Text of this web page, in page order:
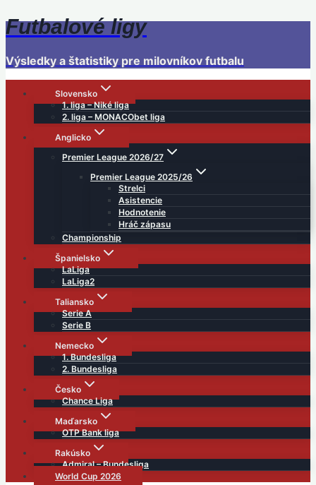
Skip
to
Futbalové ligy
Výsledky a štatistiky pre milovníkov futbalu
Slovensko
1. liga – Niké liga
2. liga – MONACObet liga
Anglicko
Premier League 2026/27
Premier League 2025/26
Strelci
Asistencie
Hodnotenie
Hráč zápasu
Championship
Španielsko
LaLiga
LaLiga2
Taliansko
Serie A
Serie B
Nemecko
1. Bundesliga
2. Bundesliga
Česko
Chance Liga
Maďarsko
OTP Bank liga
Rakúsko
Admiral – Bundesliga
World Cup 2026